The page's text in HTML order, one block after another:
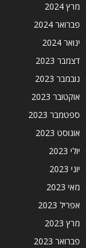
מרץ 2024
פברואר 2024
ינואר 2024
דצמבר 2023
נובמבר 2023
אוקטובר 2023
ספטמבר 2023
אוגוסט 2023
יולי 2023
יוני 2023
מאי 2023
אפריל 2023
מרץ 2023
פברואר 2023